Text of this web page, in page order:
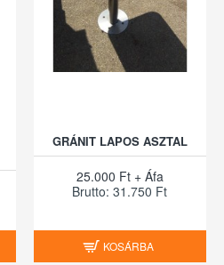
GRÁNIT LAPOS ASZTAL
25.000 Ft + Áfa
Brutto: 31.750 Ft
KOSÁRBA